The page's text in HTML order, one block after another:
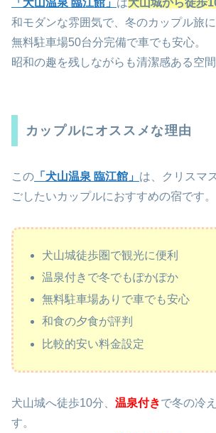
「犬山温泉 臨江館」 は犬山城から徒歩
和モダンな雰囲気で、冬のカップル旅に
無料駐車場50台分完備で車でも安心。
昭和の趣を残しながらも清潔感ある空間
カップルにオススメな理由
この 「犬山温泉 臨江館」 は、クリスマ
ごしたいカップルにおすすめの宿です。
犬山城徒歩圏で観光に便利
温泉付きで冬でもぽかぽか
無料駐車場ありで車でも安心
和食の夕食が評判
比較的安い料金設定
犬山城へ徒歩10分、 温泉付きで冬の冷
す。